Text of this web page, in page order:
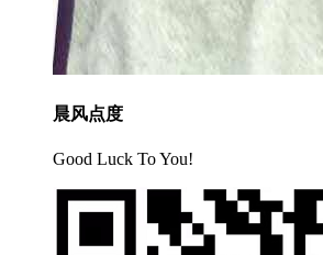
晨风点度
Good Luck To You!